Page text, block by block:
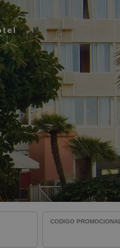
de tu reserva
CÓDIGO PROMOCIONAL